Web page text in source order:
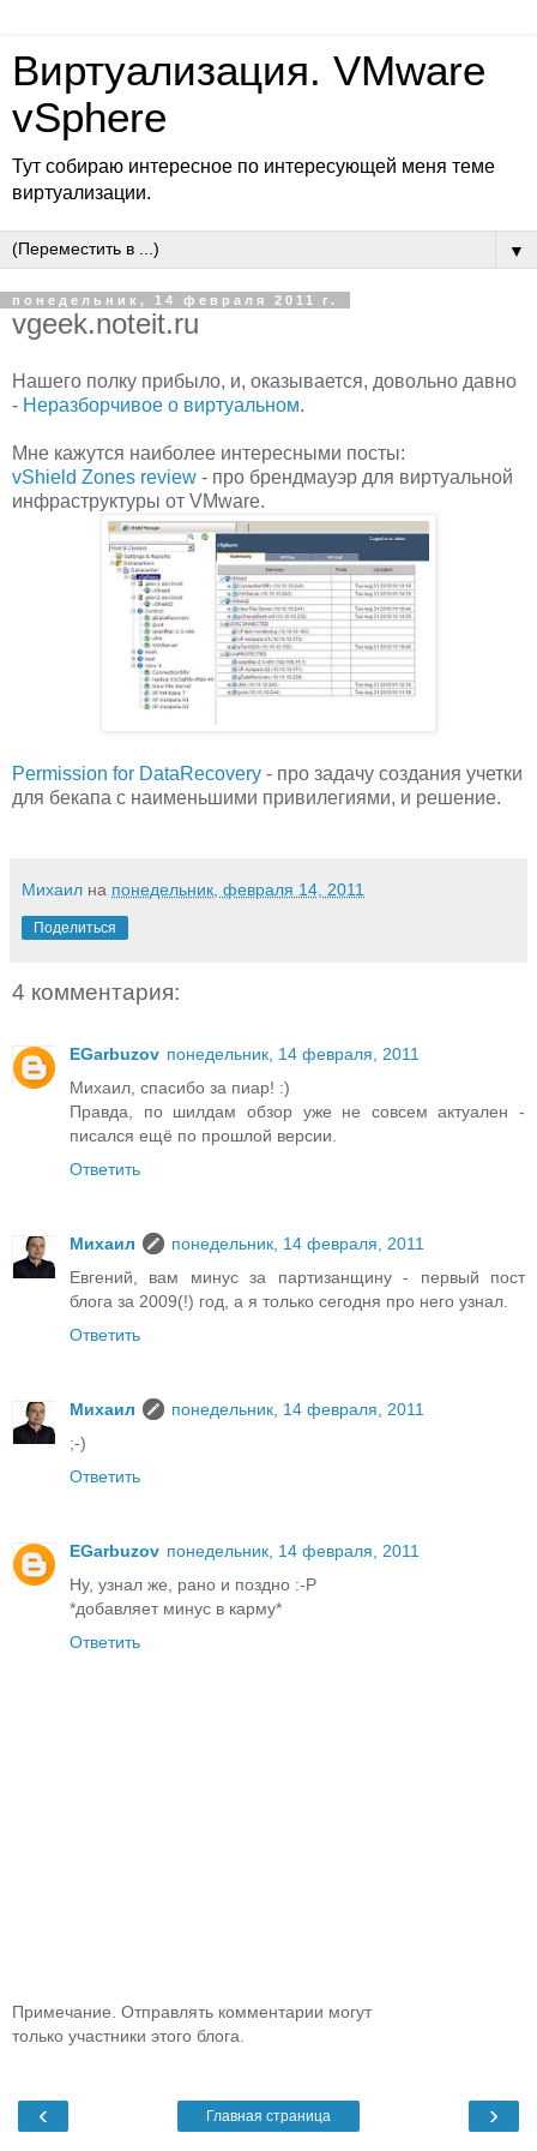
Виртуализация. VMware
vSphere
Тут собираю интересное по интересующей меня теме
виртуализации.
▼
понедельник, 14 февраля 2011 г.
vgeek.noteit.ru
Нашего полку прибыло, и, оказывается, довольно давно
- Неразборчивое о виртуальном.
Мне кажутся наиболее интересными посты:
vShield Zones review - про брендмауэр для виртуальной
инфраструктуры от VMware.
Permission for DataRecovery - про задачу создания учетки
для бекапа с наименьшими привилегиями, и решение.
Михаил на понедельник, февраля 14, 2011
Поделиться
4 комментария:
EGarbuzov понедельник, 14 февраля, 2011
Михаил, спасибо за пиар! :)
Правда, по шилдам обзор уже не совсем актуален -
писался ещё по прошлой версии.
Ответить
Михаил
понедельник, 14 февраля, 2011
Евгений, вам минус за партизанщину - первый пост
блога за 2009(!) год, а я только сегодня про него узнал.
Ответить
Михаил
понедельник, 14 февраля, 2011
;-)
Ответить
EGarbuzov понедельник, 14 февраля, 2011
Ну, узнал же, рано и поздно :-P
*добавляет минус в карму*
Ответить
Примечание. Отправлять комментарии могут
только участники этого блога.
‹ ›
Главная страница